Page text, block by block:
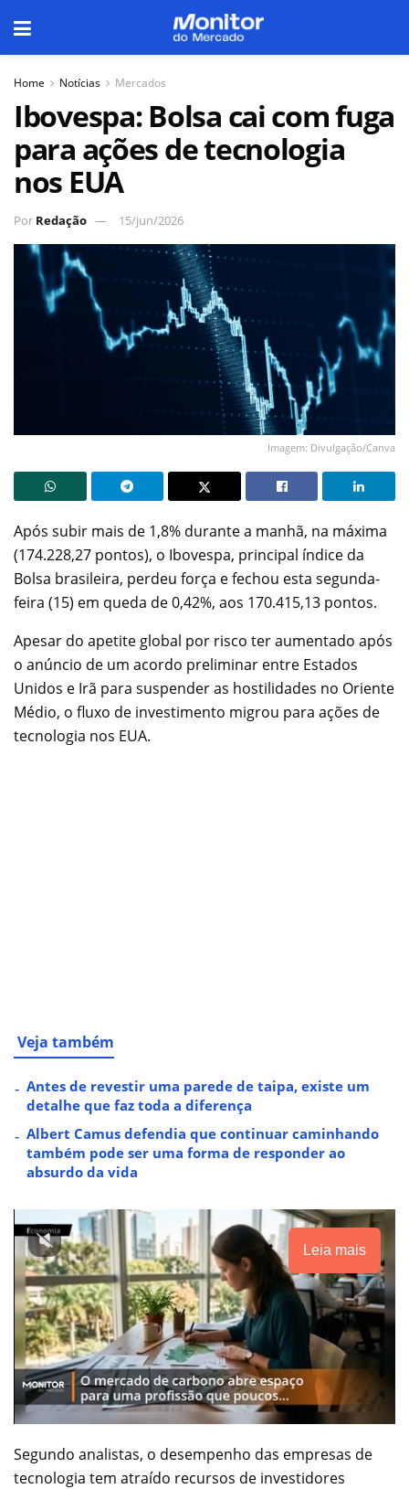
Home Notícias Mercados
Ibovespa: Bolsa cai com fuga
para ações de tecnologia
nos EUA
Por Redação 15/jun/2026
Imagem: Divulgação/Canva
Após subir mais de 1,8% durante a manhã, na máxima
(174.228,27 pontos), o Ibovespa, principal índice da
Bolsa brasileira, perdeu força e fechou esta segunda-
feira (15) em queda de 0,42%, aos 170.415,13 pontos.
Apesar do apetite global por risco ter aumentado após
o anúncio de um acordo preliminar entre Estados
Unidos e Irã para suspender as hostilidades no Oriente
Médio, o fluxo de investimento migrou para ações de
tecnologia nos EUA.
Veja também
Antes de revestir uma parede de taipa, existe um
detalhe que faz toda a diferença
Albert Camus defendia que continuar caminhando
também pode ser uma forma de responder ao
absurdo da vida
Leia mais
Segundo analistas, o desempenho das empresas de
tecnologia tem atraído recursos de investidores